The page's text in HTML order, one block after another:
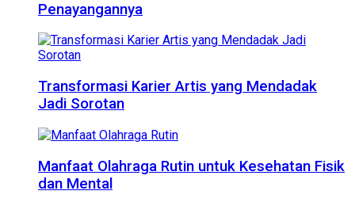
Penayangannya
Transformasi Karier Artis yang Mendadak
Jadi Sorotan
Manfaat Olahraga Rutin untuk Kesehatan Fisik
dan Mental